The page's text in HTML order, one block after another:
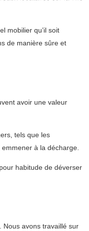
mobilier qu’il soit
de manière sûre et
avoir une valeur
tels que les
à la décharge.
habitude de déverser
Nous avons travaillé sur